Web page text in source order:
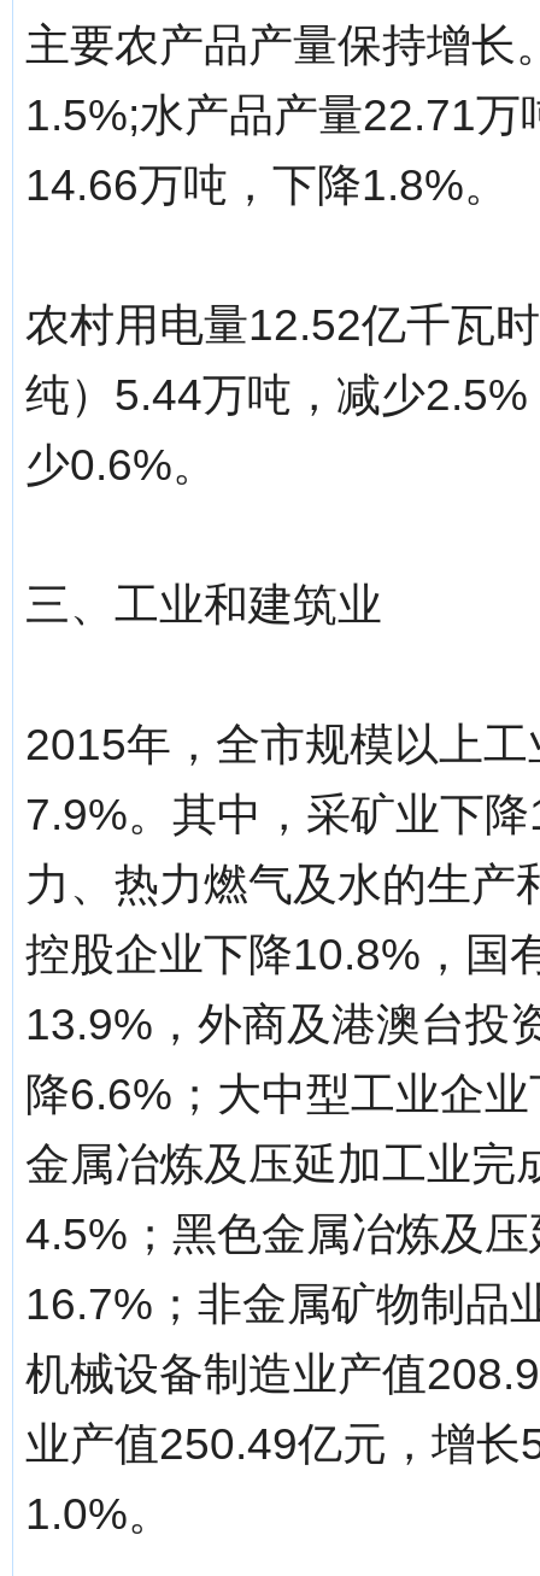
主要农产品产量保持增长
1.5%;水产品产量22.71
14.66万吨，下降1.8%。
农村用电量12.52亿千瓦
纯）5.44万吨，减少
少0.6%。
三、工业和建筑业
2015年，全市规模以上
7.9%。其中，采矿业下
力、热力燃气及水的生产
控股企业下降10.8%，国
13.9%，外商及港澳台投
降6.6%；大中型工业企
金属冶炼及压延加工业完
4.5%；黑色金属冶炼及
16.7%；非金属矿物制品
机械设备制造业产值
业产值250.49亿元，增
1.0%。